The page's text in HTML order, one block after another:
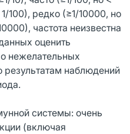
100), редко (≥1/10000, но
частота неизвестна
оценить
нежелательных
результатам наблюдений
системы: очень
(включая